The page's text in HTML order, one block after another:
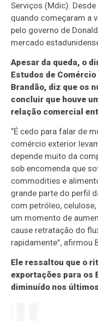
Serviços (Mdic).
quando começaram a
pelo governo de
mercado
Apesar da queda, o
Estudos de
Brandão, diz que os
concluir que houve
relação comercial
“É cedo para falar de
comércio exterior
depende muito da
sob encomenda que
commodities e
grande parte do perfil
com petróleo,
um momento de
cause retratação do
rapidamente”, afirmou
Ele ressaltou que o
exportações para os
diminuído nos